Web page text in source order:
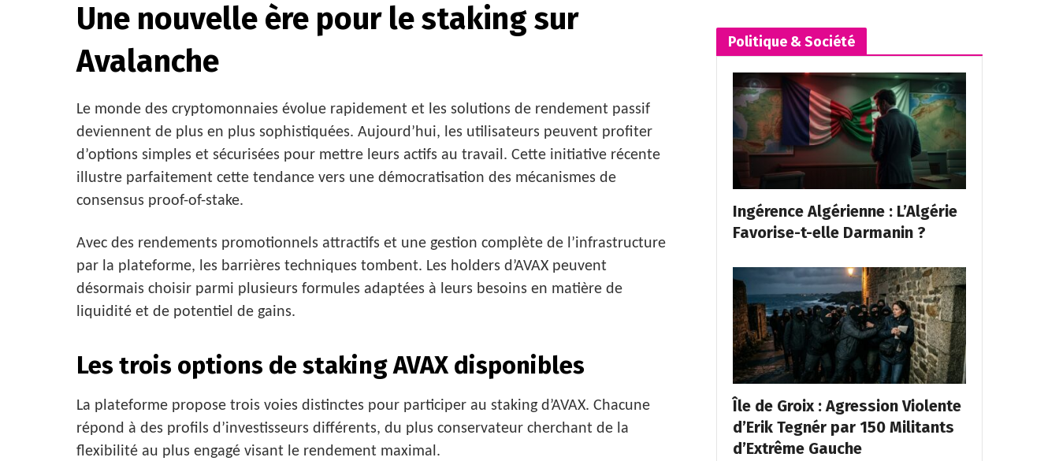
Une nouvelle ère pour le staking sur
Avalanche
Le monde des cryptomonnaies évolue rapidement et les solutions de rendement passif
deviennent de plus en plus sophistiquées. Aujourd’hui, les utilisateurs peuvent profiter
d’options simples et sécurisées pour mettre leurs actifs au travail. Cette initiative récente
illustre parfaitement cette tendance vers une démocratisation des mécanismes de
consensus proof-of-stake.
Avec des rendements promotionnels attractifs et une gestion complète de l’infrastructure
par la plateforme, les barrières techniques tombent. Les holders d’AVAX peuvent
désormais choisir parmi plusieurs formules adaptées à leurs besoins en matière de
liquidité et de potentiel de gains.
Les trois options de staking AVAX disponibles
La plateforme propose trois voies distinctes pour participer au staking d’AVAX. Chacune
répond à des profils d’investisseurs différents, du plus conservateur cherchant de la
flexibilité au plus engagé visant le rendement maximal.
Politique & Société
Ingérence Algérienne : L’Algérie
Favorise-t-elle Darmanin ?
Île de Groix : Agression Violente
d’Erik Tegnér par 150 Militants
d’Extrême Gauche